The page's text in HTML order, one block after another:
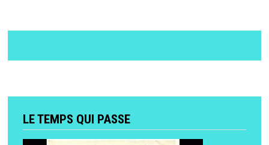
LE TEMPS QUI PASSE